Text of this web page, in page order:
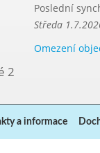
Poslední
Středa
Omezení
2
a informace